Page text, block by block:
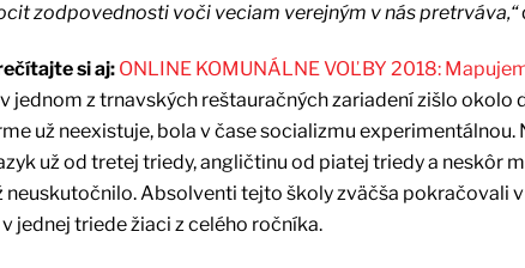
zodpovednosti voči veciam verejným v nás pretrváva,“
si aj: ONLINE KOMUNÁLNE VOĽBY 2018:
jednom z trnavských reštauračných zariadení zišlo okolo
už neexistuje, bola v čase socializmu
už od tretej triedy, angličtinu od piatej triedy a neskôr
neuskutočnilo. Absolventi tejto školy zväčša pokračovali
jednej triede žiaci z celého ročníka.